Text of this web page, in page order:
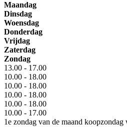
Maandag
Dinsdag
Woensdag
Donderdag
Vrijdag
Zaterdag
Zondag
13.00 - 17.00
10.00 - 18.00
10.00 - 18.00
10.00 - 18.00
10.00 - 18.00
10.00 - 17.00
1e zondag van de maand